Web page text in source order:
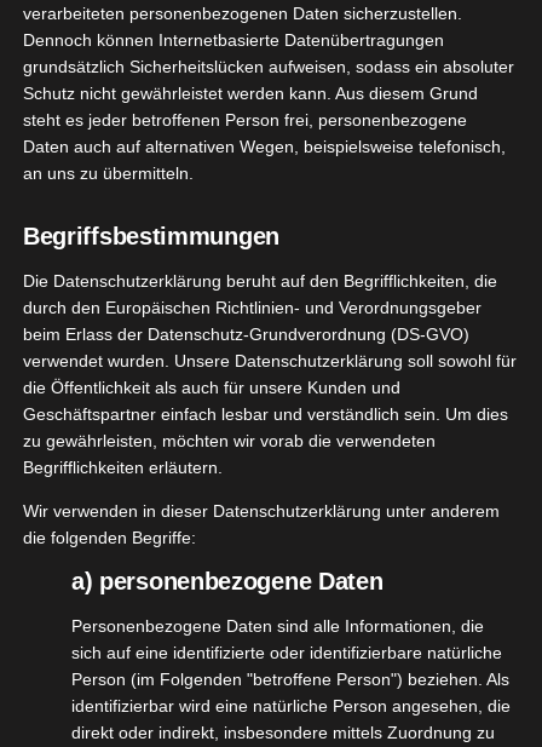
Nahrungsergänzungsmittel –
Sunday Natural ist die Anlaufstellen, wenn es um
qualitativ hochwertige Nahrungsergänzungsmittel
geht. Ich hatte das Glück und habe Anfang August
ein wirklich tolles Paket erhalten, dass ich die
letzten Wochen ausgiebig getestet habe.
Ich stell Euch diese 3 Sunday
Natural Nahrungsergänzungsmittel
vor
Phytocleanse Essentials Plus
40 ausgewählte Antioxidantien, Vitalstoffe,
Vitamine, Mineralstoffe & Spurenelemente. In
verarbeiteten personenbezogenen Daten sicherzustellen.
Dennoch können Internetbasierte Datenübertragungen
grundsätzlich Sicherheitslücken aufweisen, sodass ein absoluter
Schutz nicht gewährleistet werden kann. Aus diesem Grund
steht es jeder betroffenen Person frei, personenbezogene
Daten auch auf alternativen Wegen, beispielsweise telefonisch,
an uns zu übermitteln.
Begriffsbestimmungen
Die Datenschutzerklärung beruht auf den Begrifflichkeiten, die
durch den Europäischen Richtlinien- und Verordnungsgeber
beim Erlass der Datenschutz-Grundverordnung (DS-GVO)
verwendet wurden. Unsere Datenschutzerklärung soll sowohl für
die Öffentlichkeit als auch für unsere Kunden und
Geschäftspartner einfach lesbar und verständlich sein. Um dies
zu gewährleisten, möchten wir vorab die verwendeten
Begrifflichkeiten erläutern.
Wir verwenden in dieser Datenschutzerklärung unter anderem
die folgenden Begriffe:
a) personenbezogene Daten
Personenbezogene Daten sind alle Informationen, die
sich auf eine identifizierte oder identifizierbare natürliche
Person (im Folgenden "betroffene Person") beziehen. Als
identifizierbar wird eine natürliche Person angesehen, die
direkt oder indirekt, insbesondere mittels Zuordnung zu